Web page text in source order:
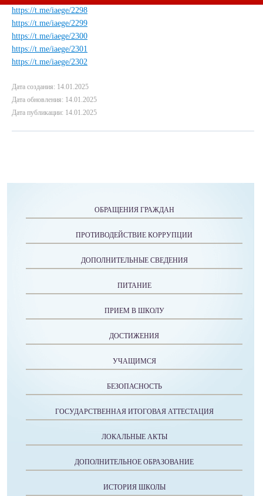
https://t.me/iaege/2298
https://t.me/iaege/2299
https://t.me/iaege/2300
https://t.me/iaege/2301
https://t.me/iaege/2302
Дата создания: 14.01.2025
Дата обновления: 14.01.2025
Дата публикации: 14.01.2025
ОБРАЩЕНИЯ ГРАЖДАН
ПРОТИВОДЕЙСТВИЕ КОРРУПЦИИ
ДОПОЛНИТЕЛЬНЫЕ СВЕДЕНИЯ
ПИТАНИЕ
ПРИЕМ В ШКОЛУ
ДОСТИЖЕНИЯ
УЧАЩИМСЯ
БЕЗОПАСНОСТЬ
ГОСУДАРСТВЕННАЯ ИТОГОВАЯ АТТЕСТАЦИЯ
ЛОКАЛЬНЫЕ АКТЫ
ДОПОЛНИТЕЛЬНОЕ ОБРАЗОВАНИЕ
ИСТОРИЯ ШКОЛЫ